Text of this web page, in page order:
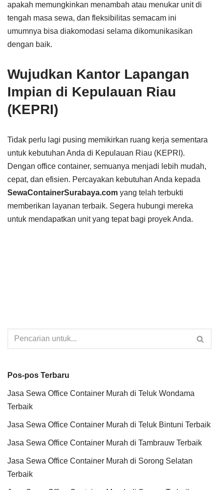
apakah memungkinkan menambah atau menukar unit di
tengah masa sewa, dan fleksibilitas semacam ini
umumnya bisa diakomodasi selama dikomunikasikan
dengan baik.
Wujudkan Kantor Lapangan
Impian di Kepulauan Riau
(KEPRI)
Tidak perlu lagi pusing memikirkan ruang kerja sementara
untuk kebutuhan Anda di Kepulauan Riau (KEPRI).
Dengan office container, semuanya menjadi lebih mudah,
cepat, dan efisien. Percayakan kebutuhan Anda kepada
SewaContainerSurabaya.com yang telah terbukti
memberikan layanan terbaik. Segera hubungi mereka
untuk mendapatkan unit yang tepat bagi proyek Anda.
Pos-pos Terbaru
Jasa Sewa Office Container Murah di Teluk Wondama
Terbaik
Jasa Sewa Office Container Murah di Teluk Bintuni Terbaik
Jasa Sewa Office Container Murah di Tambrauw Terbaik
Jasa Sewa Office Container Murah di Sorong Selatan
Terbaik